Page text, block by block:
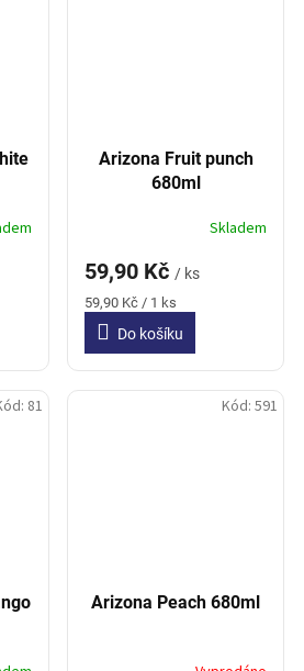
Arizona Fruit punch
680ml
Skladem
59,90 Kč / ks
Měrná
cena:
59,90 Kč / 1 ks
Do košíku
81
Arizona Peach 680ml
Kód: 591